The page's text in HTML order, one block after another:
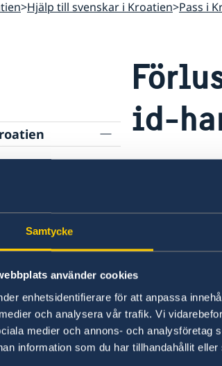
Samtycke
använder cookies
enhetsidentifierare för att anpassa
och analysera vår trafik. Vi
medier och annons- och analysföretag
information som du har tillhandahållit
Hjälp till svenskar i Kroatien Pass i
för vuxna
för minderåriga
id-handling
namnanmälan
id-
Om ditt
närmaste
omedelbart